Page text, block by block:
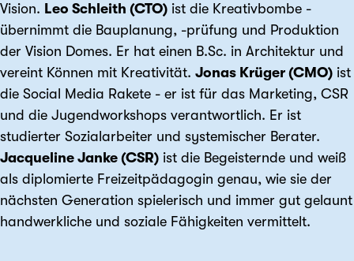
Vision. Leo Schleith (CTO) ist die Kreativbombe -
übernimmt die Bauplanung, -prüfung und Produktion
der Vision Domes. Er hat einen B.Sc. in Architektur und
vereint Können mit Kreativität. Jonas Krüger (CMO) ist
die Social Media Rakete - er ist für das Marketing, CSR
und die Jugendworkshops verantwortlich. Er ist
studierter Sozialarbeiter und systemischer Berater.
Jacqueline Janke (CSR) ist die Begeisternde und weiß
als diplomierte Freizeitpädagogin genau, wie sie der
nächsten Generation spielerisch und immer gut gelaunt
handwerkliche und soziale Fähigkeiten vermittelt.